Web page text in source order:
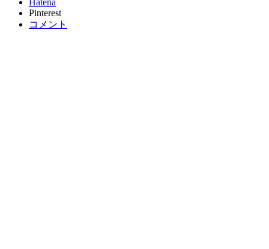
Pinterest
コメント